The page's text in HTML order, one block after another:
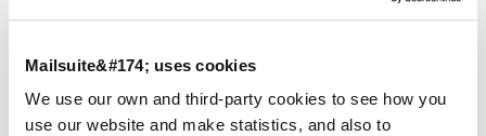
Mailsuite&#174; uses cookies
We use our own and third-party cookies to see how you
use our website and make statistics, and also to
Mailtrack이 Safari와 호환
되나요?